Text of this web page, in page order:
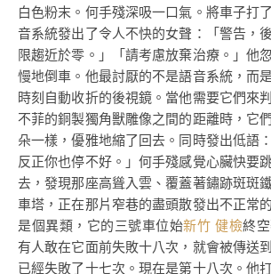
白色粉末。何手殘深吸一口氣。將車子打
音系統發出了令人不快的女聲：「警告，
限趨近於零。」「請考慮放棄治療。」他
慢地倒車。他最討厭的不是語音系統，而
時刻自動收折的後視鏡。當他需要它們來
不菲的銅製獨角獸雕像之間的距離時，它
朵一樣，優雅地縮了回去。同時發出低語
反正你也停不好。」何手殘感覺心臟快要
去，發現那座高聳入雲、覆蓋著鏽跡斑斑
車塔，正在那片窄巷的盡頭散發出不正常
是個異類，它的三號車位始新竹 健檢終
有人敢在它面前失敗十八次，就會被傳送
已經失敗了十七次。現在是第十八次。他